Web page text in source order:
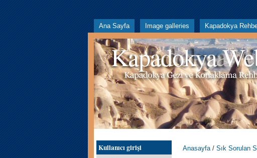
Ana Sayfa Image galleries Kapadokya
Kapadokya
Kullanıcı girişi Anasayfa/ Sık Sorulan